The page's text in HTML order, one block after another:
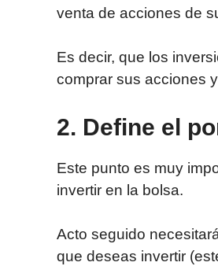
venta de acciones de
Es decir, que los
comprar sus acciones
2. Define el
Este punto es muy
invertir en la bolsa.
Acto seguido
que deseas invertir